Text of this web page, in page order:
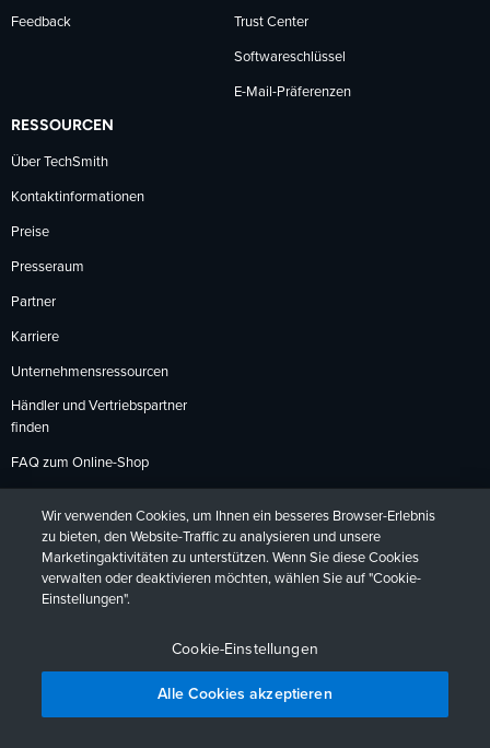
Pläne vergleichen Gratis Test starten
Feedback Trust Center
Softwareschlüssel
E-Mail-Präferenzen
RESSOURCEN
Über TechSmith
Kontaktinformationen
Preise
Presseraum
Partner
Karriere
Unternehmensressourcen
Händler und Vertriebspartner
finden
FAQ zum Online-Shop
Rückgabebedingungen
DeutschFrançaisEspañol日本語
Wir verwenden Cookies, um Ihnen ein besseres Browser-Erlebnis
zu bieten, den Website-Traffic zu analysieren und unsere
Marketingaktivitäten zu unterstützen. Wenn Sie diese Cookies
verwalten oder deaktivieren möchten, wählen Sie auf "Cookie-
Einstellungen".
Cookie-Einstellungen
Alle Cookies akzeptieren